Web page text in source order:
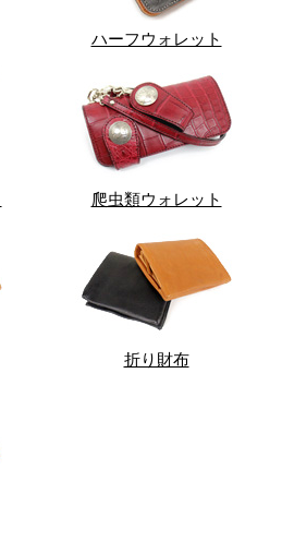
ハーフウォレット
爬虫類ウォレット
折り財布